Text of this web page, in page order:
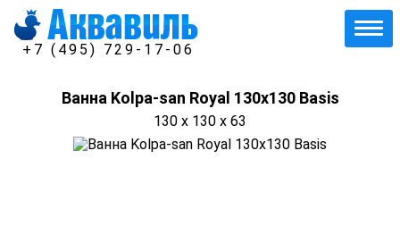
+7 (495) 729-17-06
Ванна Kolpa-san Royal 130х130 Basis
130 x 130 x 63